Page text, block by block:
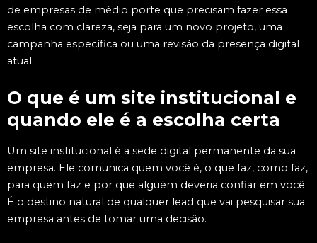
de empresas de médio porte que precisam fazer essa
escolha com clareza, seja para um novo projeto, uma
campanha específica ou uma revisão da presença digital
atual.
O que é um site institucional e
quando ele é a escolha certa
Um site institucional é a sede digital permanente da sua
empresa. Ele comunica quem você é, o que faz, como faz,
para quem faz e por que alguém deveria confiar em você.
É o destino natural de qualquer lead que vai pesquisar sua
empresa antes de tomar uma decisão.